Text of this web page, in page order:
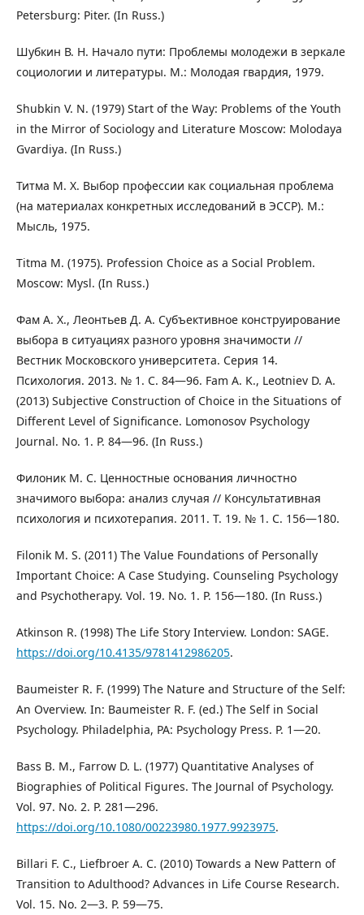
Petersburg: Piter. (In Russ.)
Шубкин В. Н. Начало пути: Проблемы молодежи в зеркале
социологии и литературы. М.: Молодая гвардия, 1979.
Shubkin V. N. (1979) Start of the Way: Problems of the Youth
in the Mirror of Sociology and Literature Moscow: Molodaya
Gvardiya. (In Russ.)
Титма М. Х. Выбор профессии как социальная проблема
(на материалах конкретных исследований в ЭССР). М.:
Мысль, 1975.
Titma M. (1975). Profession Choice as a Social Problem.
Moscow: Mysl. (In Russ.)
Фам А. Х., Леонтьев Д. А. Субъективное конструирование
выбора в ситуациях разного уровня значимости //
Вестник Московского университета. Серия 14.
Психология. 2013. № 1. C. 84―96. Fam A. K., Leotniev D. A.
(2013) Subjective Construction of Choice in the Situations of
Different Level of Significance. Lomonosov Psychology
Journal. No. 1. P. 84―96. (In Russ.)
Филоник М. С. Ценностные основания личностно
значимого выбора: анализ случая // Консультативная
психология и психотерапия. 2011. Т. 19. № 1. С. 156―180.
Filonik M. S. (2011) The Value Foundations of Personally
Important Choice: A Case Studying. Counseling Psychology
and Psychotherapy. Vol. 19. No. 1. P. 156―180. (In Russ.)
Atkinson R. (1998) The Life Story Interview. London: SAGE.
https://doi.org/10.4135/9781412986205.
Baumeister R. F. (1999) The Nature and Structure of the Self:
An Overview. In: Baumeister R. F. (ed.) The Self in Social
Psychology. Philadelphia, PA: Psychology Press. P. 1―20.
Bass B. M., Farrow D. L. (1977) Quantitative Analyses of
Biographies of Political Figures. The Journal of Psychology.
Vol. 97. No. 2. P. 281―296.
https://doi.org/10.1080/00223980.1977.9923975.
Billari F. C., Liefbroer A. C. (2010) Towards a New Pattern of
Transition to Adulthood? Advances in Life Course Research.
Vol. 15. No. 2―3. P. 59―75.